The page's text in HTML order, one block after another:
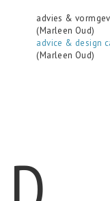
advies &
(Marleen Oud)
advice & design
(Marleen Oud)